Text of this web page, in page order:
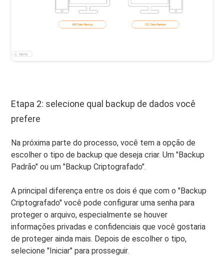
Etapa 2: selecione qual backup de dados você
prefere
Na próxima parte do processo, você tem a opção de
escolher o tipo de backup que deseja criar. Um "Backup
Padrão" ou um "Backup Criptografado".
A principal diferença entre os dois é que com o "Backup
Criptografado" você pode configurar uma senha para
proteger o arquivo, especialmente se houver
informações privadas e confidenciais que você gostaria
de proteger ainda mais. Depois de escolher o tipo,
selecione "Iniciar" para prosseguir.